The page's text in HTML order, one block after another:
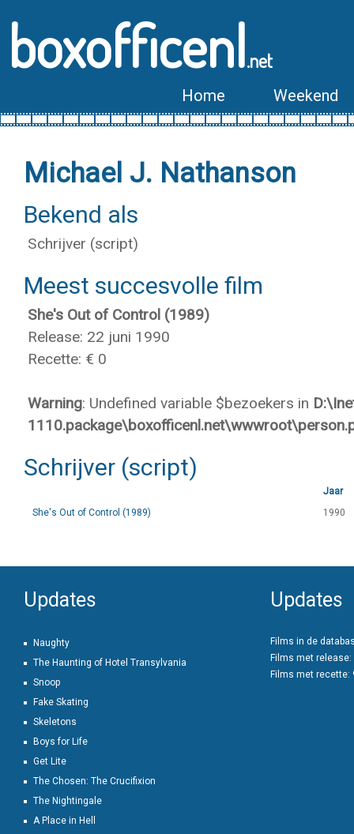
boxofficenl.net
Home Weekend
Michael J. Nathanson
Bekend als
Schrijver (script)
Meest succesvolle film
She's Out of Control (1989)
Release: 22 juni 1990
Recette: € 0
Warning: Undefined variable $bezoekers in
Schrijver (script)
Jaar
She's Out of Control (1989)
1990
Updates
Naughty
The Haunting of Hotel Transylvania
Snoop
Fake Skating
Skeletons
Boys for Life
Get Lite
The Chosen: The Crucifixion
The Nightingale
A Place in Hell
Updates
Films in de
Films met release:
Films met recette: